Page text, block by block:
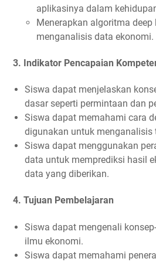
aplikasinya dalam
Menerapkan algoritma
menganalisis data ekonomi.
3. Indikator Pencapaian
Siswa dapat menjelaskan
dasar seperti permintaan dan
Siswa dapat memahami cara
digunakan untuk menganalisis
Siswa dapat menggunakan
data untuk memprediksi hasil
data yang diberikan.
4. Tujuan Pembelajaran
Siswa dapat mengenali
ilmu ekonomi.
Siswa dapat memahami